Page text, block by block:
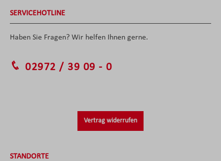
SERVICEHOTLINE
Haben Sie Fragen? Wir helfen Ihnen gerne.
02972 / 39 09 - 0
Vertrag widerrufen
STANDORTE